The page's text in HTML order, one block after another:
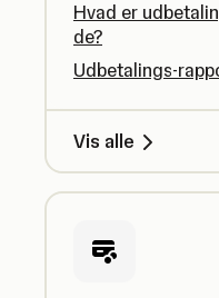
Hvad er
de?
Udbetalings-
Vis alle